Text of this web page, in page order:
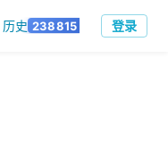
历史 238815 登录